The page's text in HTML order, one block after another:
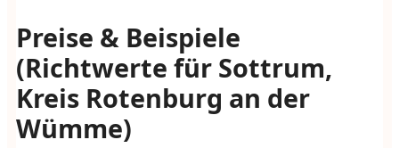
Preise & Beispiele
(Richtwerte für Sottrum,
Kreis Rotenburg an der
Wümme)